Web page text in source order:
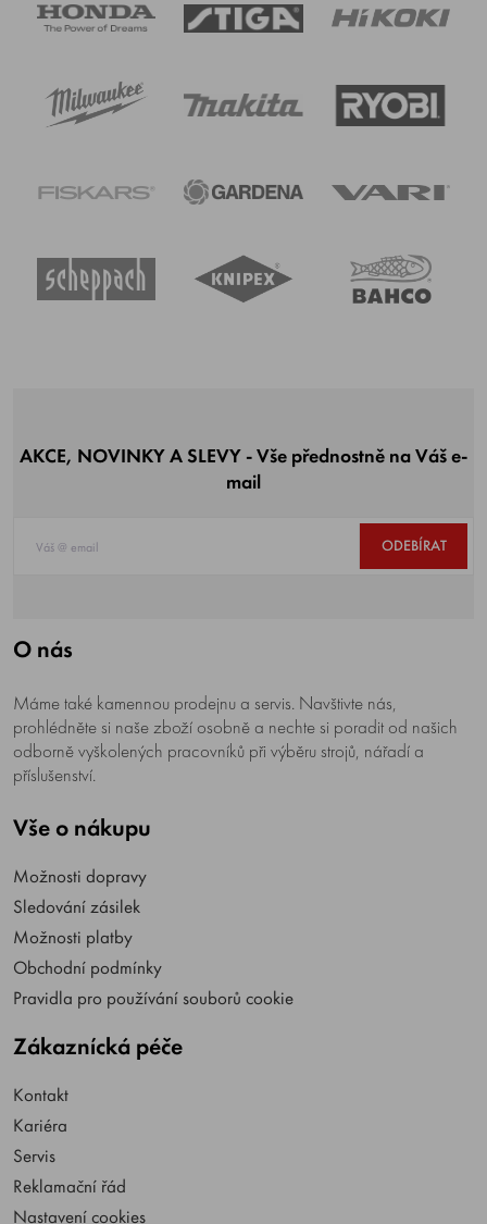
AKCE, NOVINKY A SLEVY - Vše přednostně na Váš e-
mail
ODEBÍRAT
O nás
Máme také kamennou prodejnu a servis. Navštivte nás,
prohlédněte si naše zboží osobně a nechte si poradit od našich
odborně vyškolených pracovníků při výběru strojů, nářadí a
příslušenství.
Vše o nákupu
Možnosti dopravy
Sledování zásilek
Možnosti platby
Obchodní podmínky
Pravidla pro používání souborů cookie
Zákaznícká péče
Kontakt
Kariéra
Servis
Reklamační řád
Nastavení cookies